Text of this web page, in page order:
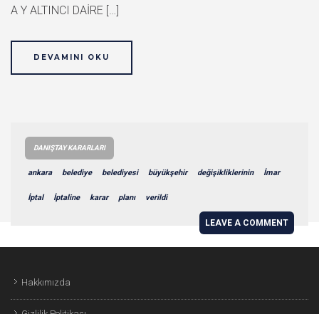
A Y ALTINCI DAİRE […]
DEVAMINI OKU
DANIŞTAY KARARLARI
ankara belediye belediyesi büyükşehir değişikliklerinin İmar
İptal İptaline karar planı verildi
LEAVE A COMMENT
Hakkımızda